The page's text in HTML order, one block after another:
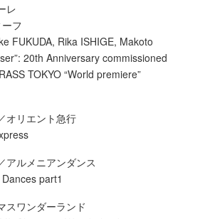
レ
フ
FUKUDA, Rika ISHIGE, Makoto
20th Anniversary commissioned
TOKYO “World premiere”
オリエント急行
アルメニアンダンス
part1
スワンダーランド